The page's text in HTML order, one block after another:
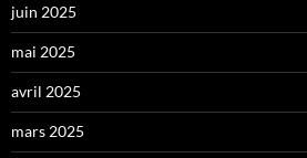
juin 2025
mai 2025
avril 2025
mars 2025